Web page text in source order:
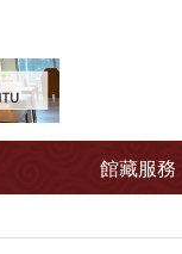
館藏服務